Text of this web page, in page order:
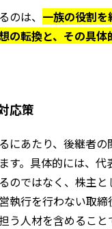
のは、 一族の役割
の転換と、その具体
応策
にあたり、後継者の
す。具体的には、代
のではなく、株主と
執行を行わない取
う人材を含めるこ